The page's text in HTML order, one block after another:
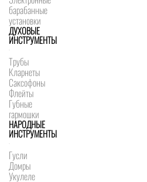
барабанные
установки
ДУХОВЫЕ
ИНСТРУМЕНТЫ
Трубы
Кларнеты
Саксофоны
Флейты
Губные
гармошки
НАРОДНЫЕ
ИНСТРУМЕНТЫ
Гусли
Домры
Укулеле